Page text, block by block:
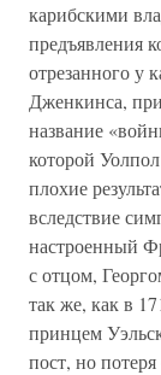
карибскими
предъявления
отрезанного у
Дженкинса,
название
которой
плохие
вследствие
настроенный
с отцом,
так же, как в
принцем
пост, но